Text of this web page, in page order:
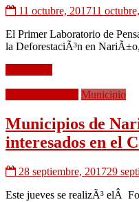
11 octubre, 201711
El Primer Laboratorio de
la DeforestaciÃ³n en
Municipio
Municipios de
interesados en el
28 septiembre, 201729
Este jueves se realizÃ³ elÂ